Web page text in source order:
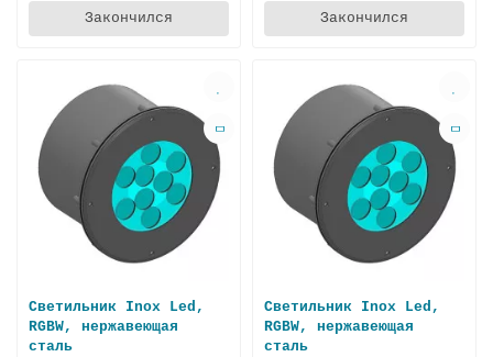
Закончился Закончился
Светильник Inox Led,
RGBW, нержавеющая
стaль
Светильник Inox Led,
RGBW, нержавеющая
сталь